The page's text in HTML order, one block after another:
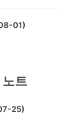
01)
트
25)